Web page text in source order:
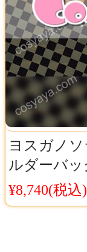
ヨスガノソ
ルダーバ
レグッズ 斜
¥8,740(税込)